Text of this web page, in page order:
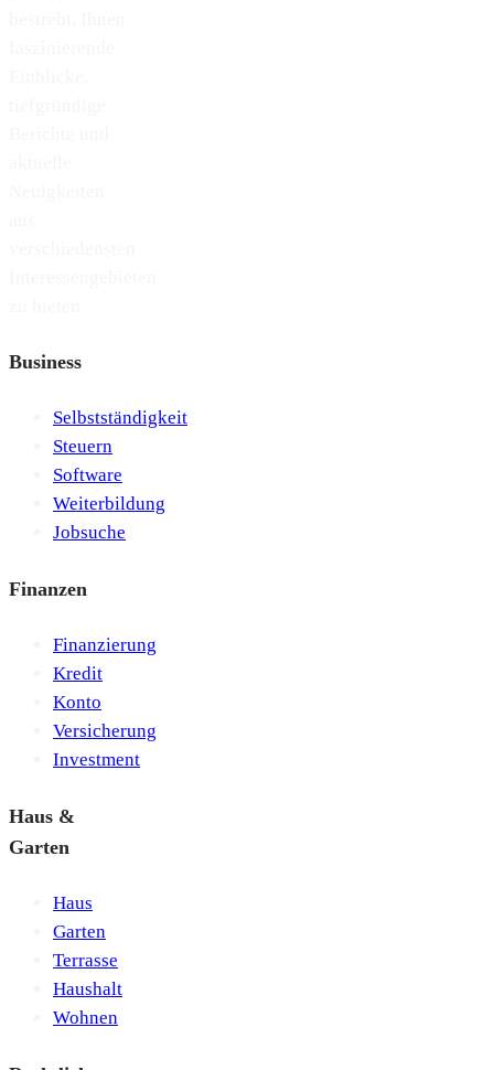
Business
Selbstständigkeit
Steuern
Software
Weiterbildung
Jobsuche
Finanzen
Finanzierung
Kredit
Konto
Versicherung
Investment
Haus &
Garten
Haus
Garten
Terrasse
Haushalt
Wohnen